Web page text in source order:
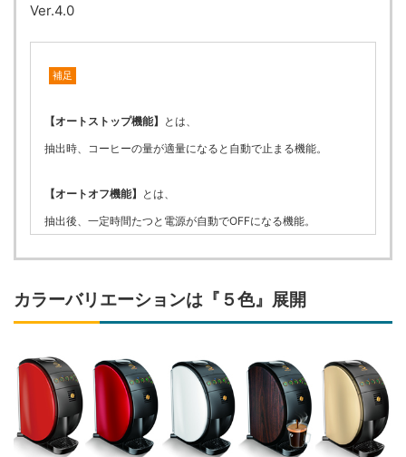
Ver.4.0
補足
【オートストップ機能】
とは、
抽出時、コーヒーの量が適量になると自動で止まる機能。
【オートオフ機能】
とは、
抽出後、一定時間たつと電源が自動でOFFになる機能。
カラーバリエーションは『５色』展開